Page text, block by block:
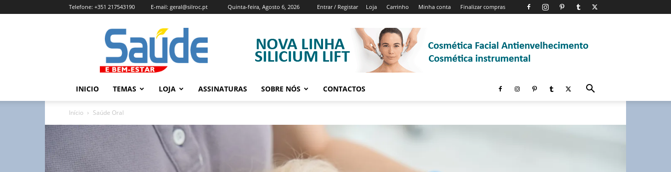
Quinta-feira, Agosto 6, 2026 Entrar / Registar Loja Carrinho Minha conta Finalizar compras
Telefone: +351 217543190 E-mail: geral@silroc.pt
Revista
Saúde
e
Bem
Estar
Edição
INICIO TEMAS LOJA ASSINATURAS SOBRE NÓS CONTACTOS
Início Saúde Oral